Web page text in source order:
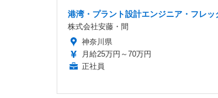
港湾・プラント設計エンジニア・フレッ
株式会社安藤・間
神奈川県
月給25万円～70万円
正社員